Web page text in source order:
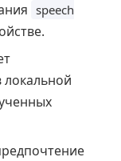
speech